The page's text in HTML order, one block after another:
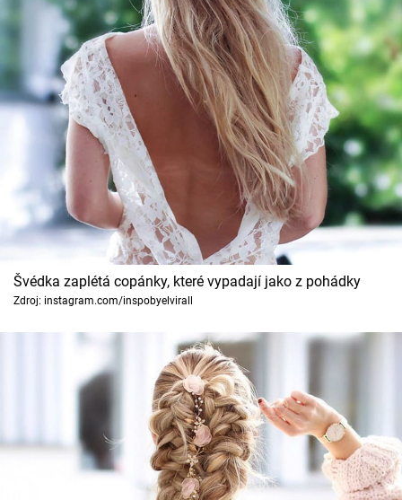
Švédka zaplétá copánky, které vypadají jako z pohádky
Zdroj: instagram.com/inspobyelvirall